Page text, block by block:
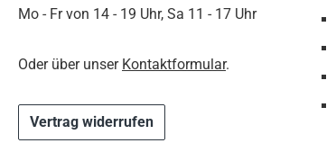
Mo - Fr von 14 - 19 Uhr, Sa 11 - 17 Uhr
Oder über unser Kontaktformular.
Vertrag widerrufen